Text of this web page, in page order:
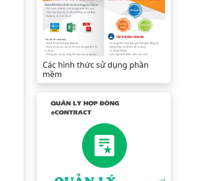
Các hình thức sử dụng phần
mềm